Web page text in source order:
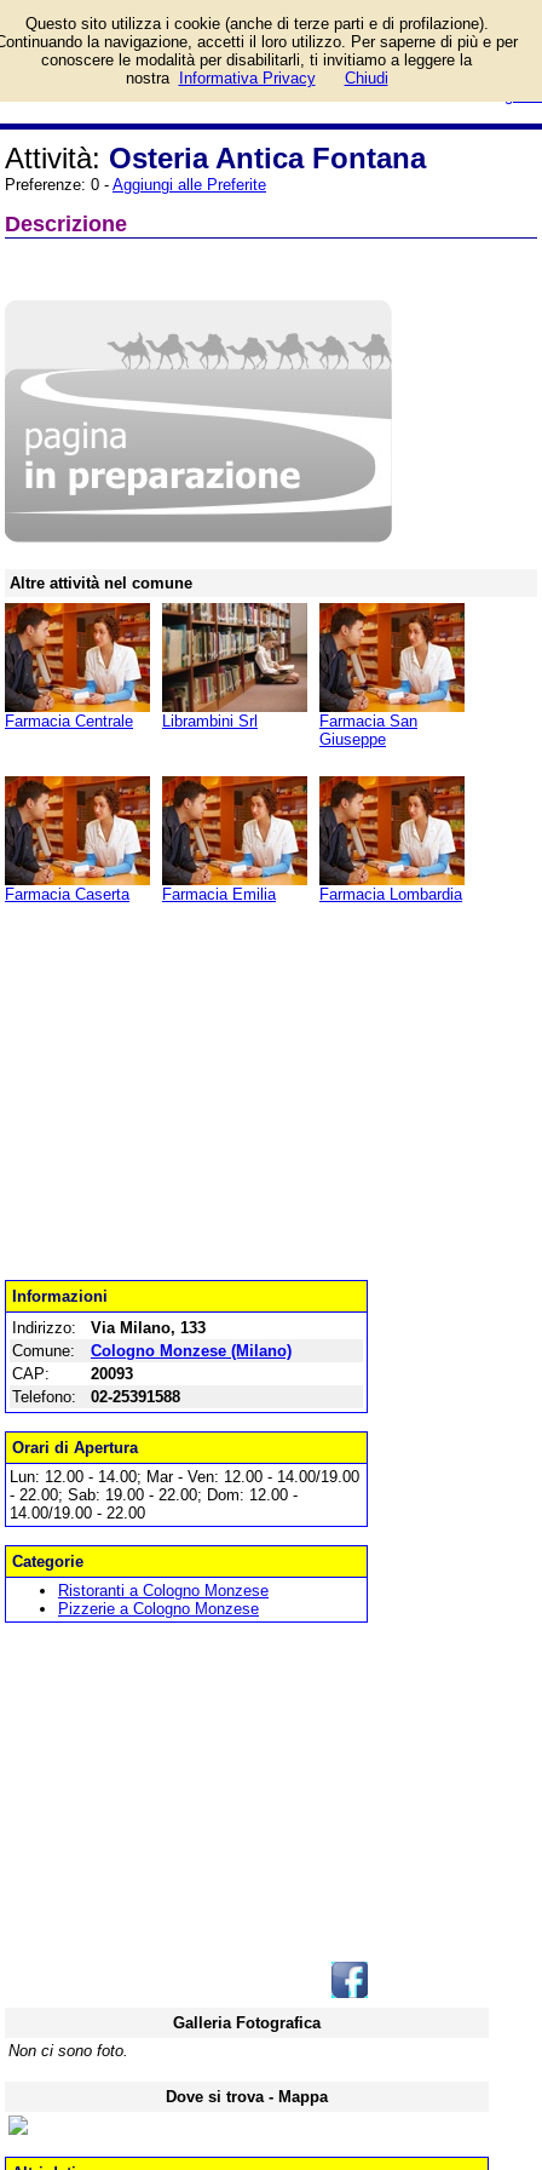
di telefono di Osteria Antica
Fontana a Cologno Monzese
(Milano), Via Milano, 133. Categoria
Attività: Osteria Antica Fontana
Preferenze: 0 - Aggiungi alle Preferite
Descrizione
Altre attività nel comune
Farmacia Centrale Librambini Srl
Farmacia San
Giuseppe
Farmacia Caserta Farmacia Emilia Farmacia Lombardia
Informazioni
Indirizzo:
Via Milano, 133
Comune:
Cologno Monzese (Milano)
CAP:
20093
Telefono:
02-25391588
Orari di Apertura
Lun: 12.00 - 14.00; Mar - Ven: 12.00 - 14.00/19.00
- 22.00; Sab: 19.00 - 22.00; Dom: 12.00 -
14.00/19.00 - 22.00
Categorie
Ristoranti a Cologno Monzese
Pizzerie a Cologno Monzese
Galleria Fotografica
Non ci sono foto.
Dove si trova - Mappa
Questo sito utilizza i cookie (anche di terze parti e di profilazione).
la navigazione, accetti il loro utilizzo. Per saperne di più e per
conoscere le modalità per disabilitarli, ti invitiamo a leggere la
nostra
Informativa Privacy Chiudi